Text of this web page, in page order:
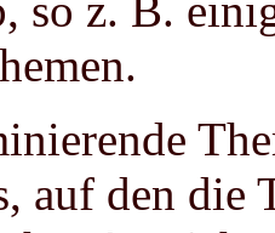
so z. B.
auf den die